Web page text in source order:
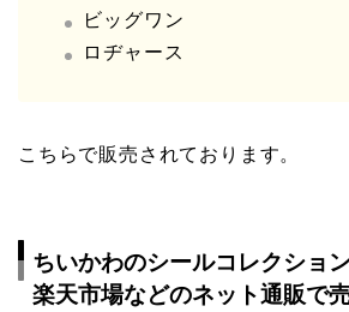
ビッグワン
ロヂャース
こちらで販売されております。
ちいかわのシールコレクショ
楽天市場などのネット通販で